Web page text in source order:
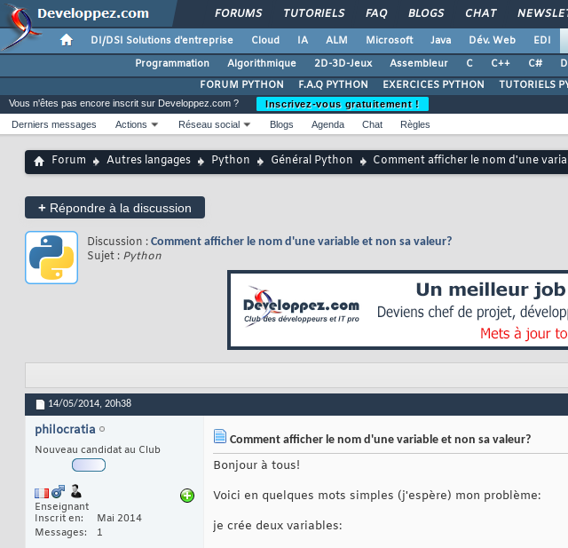
FORUMS TUTORIELS FAQ BLOGS CHAT
DI/DSI Solutions d'entreprise Cloud IA ALM Microsoft Java Dév. Web EDI
Programmation
Algorithmique 2D-3D-Jeux Assembleur C C++ C# D
FORUM PYTHON
F.A.Q PYTHON EXERCICES PYTHON TUTORIELS
Vous n'êtes pas encore inscrit sur Developpez.com ?
Inscrivez-vous gratuitement !
Derniers messages
Actions Réseau social Blogs Agenda Chat Règles
Forum Autres langages Python Général Python Comment afficher le nom d'une
+ Répondre à la discussion
Discussion : Comment afficher le nom d'une variable et non sa valeur?
Sujet : Python
14/05/2014, 20h38
philocratia
Nouveau candidat au Club
Enseignant
Inscrit en
Mai 2014
Messages
1
Comment afficher le nom d'une variable et non sa valeur?
Bonjour à tous!
Voici en quelques mots simples (j'espère) mon problème:
je crée deux variables: